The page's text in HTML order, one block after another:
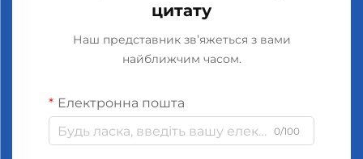
цитату
Наш представник зв’яжеться з вами
найближчим часом.
Електронна пошта
0/100